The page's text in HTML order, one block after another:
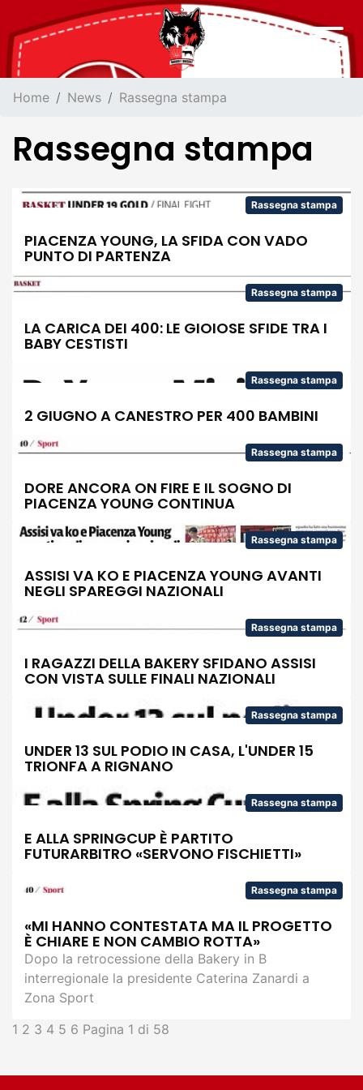
Home News Rassegna stampa
Rassegna stampa
Rassegna stampa
PIACENZA YOUNG, LA SFIDA CON VADO
PUNTO DI PARTENZA
Rassegna stampa
LA CARICA DEI 400: LE GIOIOSE SFIDE TRA I
BABY CESTISTI
Rassegna stampa
2 GIUGNO A CANESTRO PER 400 BAMBINI
Rassegna stampa
DORE ANCORA ON FIRE E IL SOGNO DI
PIACENZA YOUNG CONTINUA
Rassegna stampa
ASSISI VA KO E PIACENZA YOUNG AVANTI
NEGLI SPAREGGI NAZIONALI
Rassegna stampa
I RAGAZZI DELLA BAKERY SFIDANO ASSISI
CON VISTA SULLE FINALI NAZIONALI
Rassegna stampa
UNDER 13 SUL PODIO IN CASA, L'UNDER 15
TRIONFA A RIGNANO
Rassegna stampa
E ALLA SPRINGCUP È PARTITO
FUTURARBITRO «SERVONO FISCHIETTI»
Rassegna stampa
«MI HANNO CONTESTATA MA IL PROGETTO
È CHIARE E NON CAMBIO ROTTA»
Dopo la retrocessione della Bakery in B
interregionale la presidente Caterina Zanardi a
Zona Sport
1 2 3 4 5 6 Pagina 1 di 58